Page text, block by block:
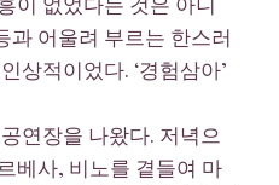
과 어울려 부르는 한스러
상적이었다. ‘경험삼아’
연장을 나왔다. 저녁으
베사, 비노를 곁들여 마